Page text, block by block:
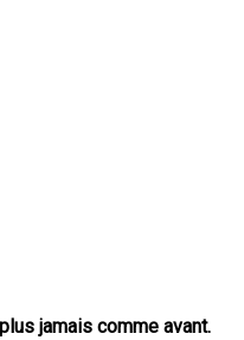
jamais comme avant.